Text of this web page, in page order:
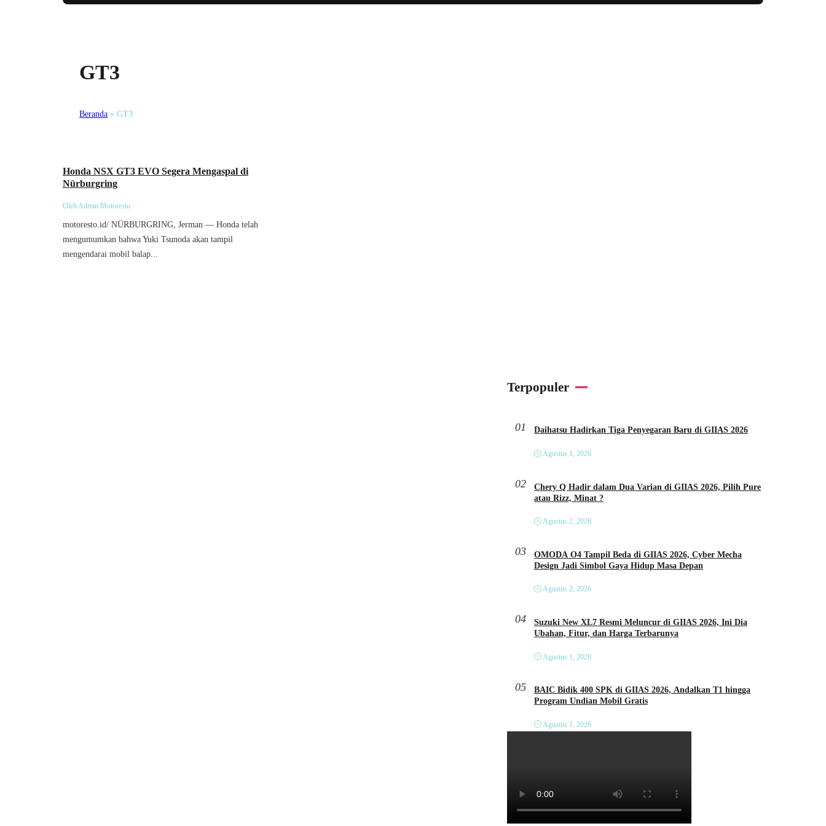
GT3
Beranda »GT3
Honda NSX GT3 EVO Segera Mengaspal di
Nürburgring
Oleh Admin Motoresto
motoresto.id/ NÜRBURGRING, Jerman — Honda telah
mengumumkan bahwa Yuki Tsunoda akan tampil
mengendarai mobil balap...
Terpopuler
01 Daihatsu Hadirkan Tiga Penyegaran Baru di GIIAS 2026
Agustus 1, 2026
02
Chery Q Hadir dalam Dua Varian di GIIAS 2026, Pilih Pure
atau Rizz, Minat ?
Agustus 2, 2026
03
OMODA O4 Tampil Beda di GIIAS 2026, Cyber Mecha
Design Jadi Simbol Gaya Hidup Masa Depan
Agustus 2, 2026
04
Suzuki New XL7 Resmi Meluncur di GIIAS 2026, Ini Dia
Ubahan, Fitur, dan Harga Terbarunya
Agustus 1, 2026
05
BAIC Bidik 400 SPK di GIIAS 2026, Andalkan T1 hingga
Program Undian Mobil Gratis
Agustus 1, 2026